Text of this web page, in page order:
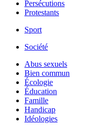
Persécutions
Protestants
Sport
Société
Abus sexuels
Bien commun
Écologie
Éducation
Famille
Handicap
Idéologies